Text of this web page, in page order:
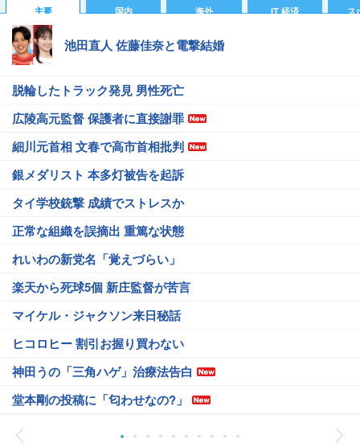
主要 国内 海外 IT 経済 ス
池田直人 佐藤佳奈と電撃結婚
脱輪したトラック発見 男性死亡
広陵高元監督 保護者に直接謝罪
細川元首相 文春で高市首相批判
銀メダリスト 本多灯被告を起訴
タイ学校銃撃 成績でストレスか
正常な組織を誤摘出 重篤な状態
れいわの新党名「覚えづらい」
楽天から死球5個 新庄監督が苦言
マイケル・ジャクソン来日秘話
ヒコロヒー 割引お握り買わない
神田うの「三角ハゲ」治療法告白
堂本剛の投稿に「匂わせなの?」